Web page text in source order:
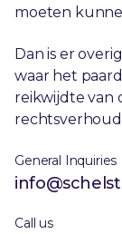
moeten
Dan is er
waar het
reikwijdte van
General Inquiries
Call us